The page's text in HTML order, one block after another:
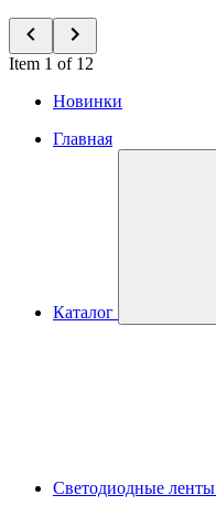
Item 1 of 12
Новинки
Главная
Каталог
Светодиодные ленты